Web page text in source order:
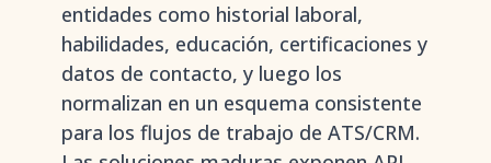
entidades como historial laboral,
habilidades, educación, certificaciones y
datos de contacto, y luego los
normalizan en un esquema consistente
para los flujos de trabajo de ATS/CRM.